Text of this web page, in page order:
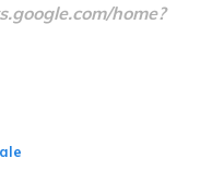
home?